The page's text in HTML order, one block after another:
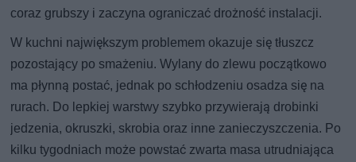
coraz grubszy i zaczyna ograniczać drożność instalacji.
W kuchni największym problemem okazuje się tłuszcz
pozostający po smażeniu. Wylany do zlewu początkowo
ma płynną postać, jednak po schłodzeniu osadza się na
rurach. Do lepkiej warstwy szybko przywierają drobinki
jedzenia, okruszki, skrobia oraz inne zanieczyszczenia. Po
kilku tygodniach może powstać zwarta masa utrudniająca